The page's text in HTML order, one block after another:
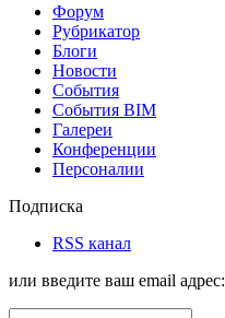
Форум
Рубрикатор
Блоги
Новости
События
События BIM
Галереи
Конференции
Персоналии
Подписка
RSS канал
или введите ваш email адрес: